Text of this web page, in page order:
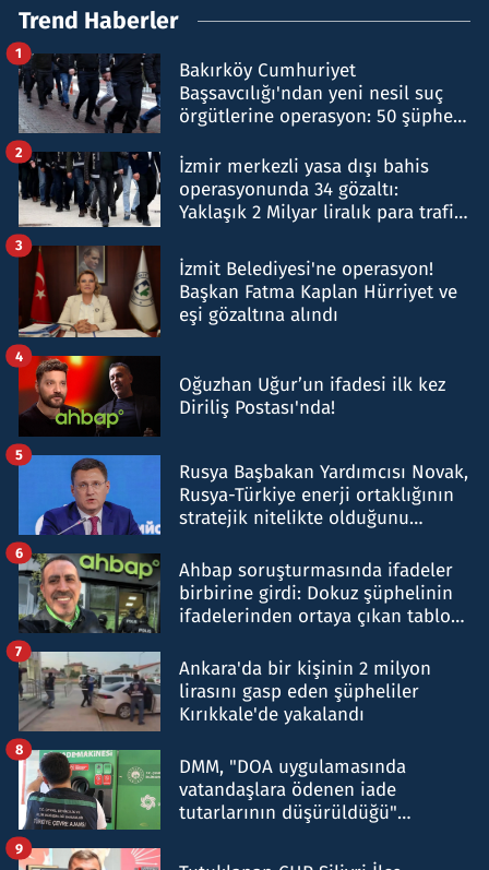
Trend Haberler
Bakırköy Cumhuriyet
Başsavcılığı'ndan yeni nesil suç
örgütlerine operasyon: 50 şüpheli
1
İzmir merkezli yasa dışı bahis
operasyonunda 34 gözaltı:
Yaklaşık 2 Milyar liralık para trafiği
2
İzmit Belediyesi'ne operasyon!
Başkan Fatma Kaplan Hürriyet ve
eşi gözaltına alındı
3
Oğuzhan Uğur’un ifadesi ilk kez
Diriliş Postası'nda!
4
Rusya Başbakan Yardımcısı Novak,
Rusya-Türkiye enerji ortaklığının
stratejik nitelikte olduğunu
5
Ahbap soruşturmasında ifadeler
birbirine girdi: Dokuz şüphelinin
ifadelerinden ortaya çıkan tablo
6
Ankara'da bir kişinin 2 milyon
lirasını gasp eden şüpheliler
Kırıkkale'de yakalandı
7
DMM, "DOA uygulamasında
vatandaşlara ödenen iade
tutarlarının düşürüldüğü"
8
9